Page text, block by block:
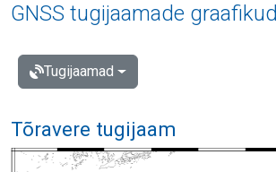
GNSS tugijaamade graafikud
Tugijaamad
Tõravere tugijaam